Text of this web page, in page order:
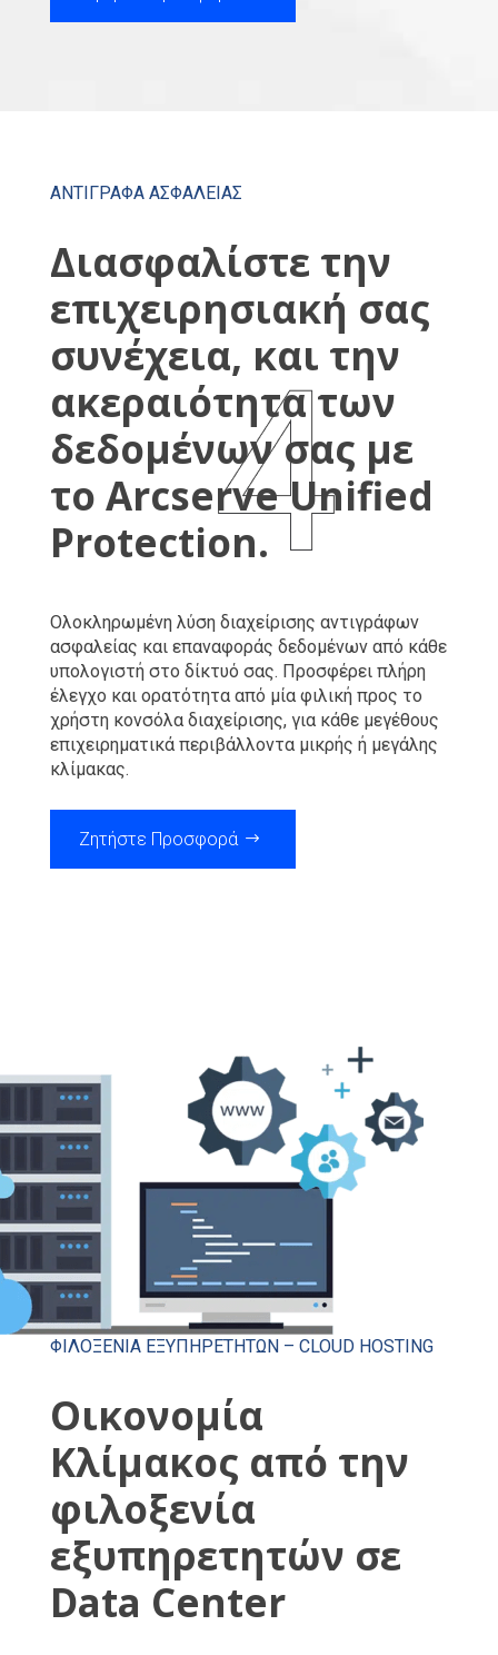
ΑΝΤΙΓΡΑΦΑ ΑΣΦΑΛΕΙΑΣ
Διασφαλίστε την
επιχειρησιακή σας
συνέχεια, και την
ακεραιότητα των
δεδομένων σας με
το Arcserve Unified
Protection.
Ολοκληρωμένη λύση διαχείρισης αντιγράφων
ασφαλείας και επαναφοράς δεδομένων από κάθε
υπολογιστή στο δίκτυό σας. Προσφέρει πλήρη
έλεγχο και ορατότητα από μία φιλική προς το
χρήστη κονσόλα διαχείρισης, για κάθε μεγέθους
επιχειρηματικά περιβάλλοντα μικρής ή μεγάλης
κλίμακας.
Ζητήστε Προσφορά
ΦΙΛΟΞΕΝΙΑ ΕΞΥΠΗΡΕΤΗΤΏΝ – CLOUD HOSTING
Οικονομία
Κλίμακος από την
φιλοξενία
εξυπηρετητών σε
Data Center